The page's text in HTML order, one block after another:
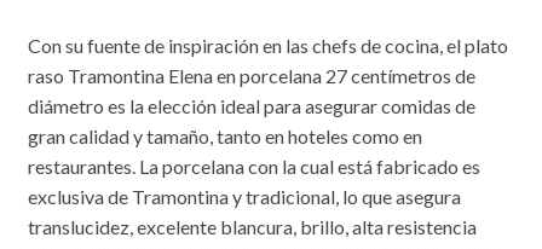
Con su fuente de inspiración en las chefs de cocina, el plato
raso Tramontina Elena en porcelana 27 centímetros de
diámetro es la elección ideal para asegurar comidas de
gran calidad y tamaño, tanto en hoteles como en
restaurantes. La porcelana con la cual está fabricado es
exclusiva de Tramontina y tradicional, lo que asegura
translucidez, excelente blancura, brillo, alta resistencia